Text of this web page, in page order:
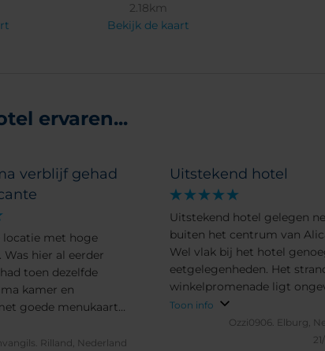
2.18km
Bekijk de kaart
ervaren...
verblijf gehad
locatie met hoge
hier al eerder
toen dezelfde
kamer en
goede menukaart
verblijf. heb al in veel
maar hier
Rilland, Nederland
Uitstekend hotel
Uitstekend hotel gelegen
buiten het centrum van
Wel vlak bij het hotel
eetgelegenheden. Het
winkelpromenade ligt
30min lopen, dat was wel
minpuntje. Verder prima!
Toon info
Ozzi0906. Elburg,